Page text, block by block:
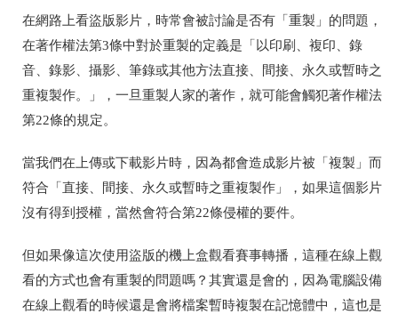
在網路上看盜版影片，時常會被討論是否有「重製」的問題，
在著作權法第3條中對於重製的定義是「以印刷、複印、錄
音、錄影、攝影、筆錄或其他方法直接、間接、永久或暫時之
重複製作。」，一旦重製人家的著作，就可能會觸犯著作權法
第22條的規定。
當我們在上傳或下載影片時，因為都會造成影片被「複製」而
符合「直接、間接、永久或暫時之重複製作」，如果這個影片
沒有得到授權，當然會符合第22條侵權的要件。
但如果像這次使用盜版的機上盒觀看賽事轉播，這種在線上觀
看的方式也會有重製的問題嗎？其實還是會的，因為電腦設備
在線上觀看的時候還是會將檔案暫時複製在記憶體中，這也是